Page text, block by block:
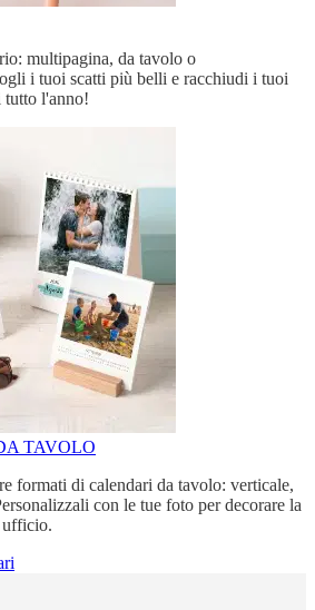
multipagina, da tavolo o
i tuoi scatti più belli e racchiudi i tuoi
l'anno!
TAVOLO
formati di calendari da tavolo: verticale,
con le tue foto per decorare la
ufficio.